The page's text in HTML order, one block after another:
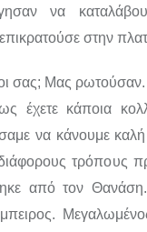
να
στην
σας; Μας ρωτούσαν.
έχετε κάποια
να κάνουμε καλή
τρόπους
από τον